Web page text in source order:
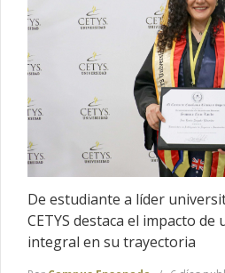
De estudiante a líder
CETYS destaca el impacto
integral en su trayectoria